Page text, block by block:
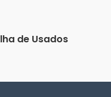
de Usados